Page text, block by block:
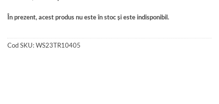
În prezent, acest produs nu este în stoc și este indisponibil.
Cod SKU: WS23TR10405